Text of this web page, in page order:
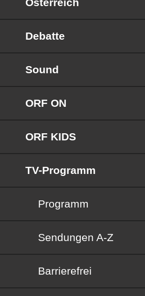
Debatte
Sound
ORF ON
ORF KIDS
TV-Programm
Programm
Sendungen von A bis Z
Sendungen A-Z
Barrierefrei
Barrierefrei